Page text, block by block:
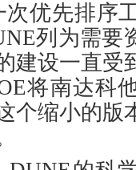
优先排序
列为需要
建设一直受
将南达科
个缩小的版